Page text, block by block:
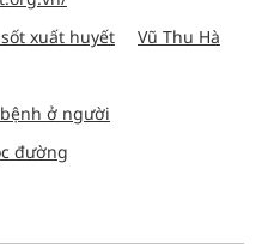
xuất huyết
Vũ Thu Hà
ở người
đường